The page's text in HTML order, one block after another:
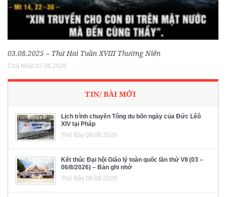
03.08.2025 – Thứ Hai Tuần XVIII Thường Niên
Chủ Nhật 02.08.2026
TIN/ BÀI MỚI
Lịch trình chuyến Tông du bốn ngày của Đức Lêô
XIV tại Pháp
Thứ Bảy 08.08.2026
Kết thúc Đại hội Giáo lý toàn quốc lần thứ VII (03 –
06/8/2026) – Bản ghi nhớ
Thứ Bảy 08.08.2026